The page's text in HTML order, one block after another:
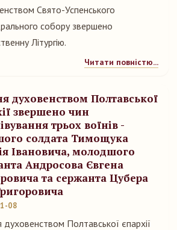
Свято-Успенського
собору звершено
Літургію.
Читати повністю...
духовенством Полтавської
звершено чин
трьох воїнів -
солдата Тимощука
Івановича, молодшого
Андросова Євгена
та сержанта Цубера
08
духовенством Полтавської єпархії